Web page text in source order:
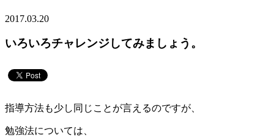
2017.03.20
いろいろチャレンジしてみましょう。
指導方法も少し同じことが言えるのですが、
勉強法については、